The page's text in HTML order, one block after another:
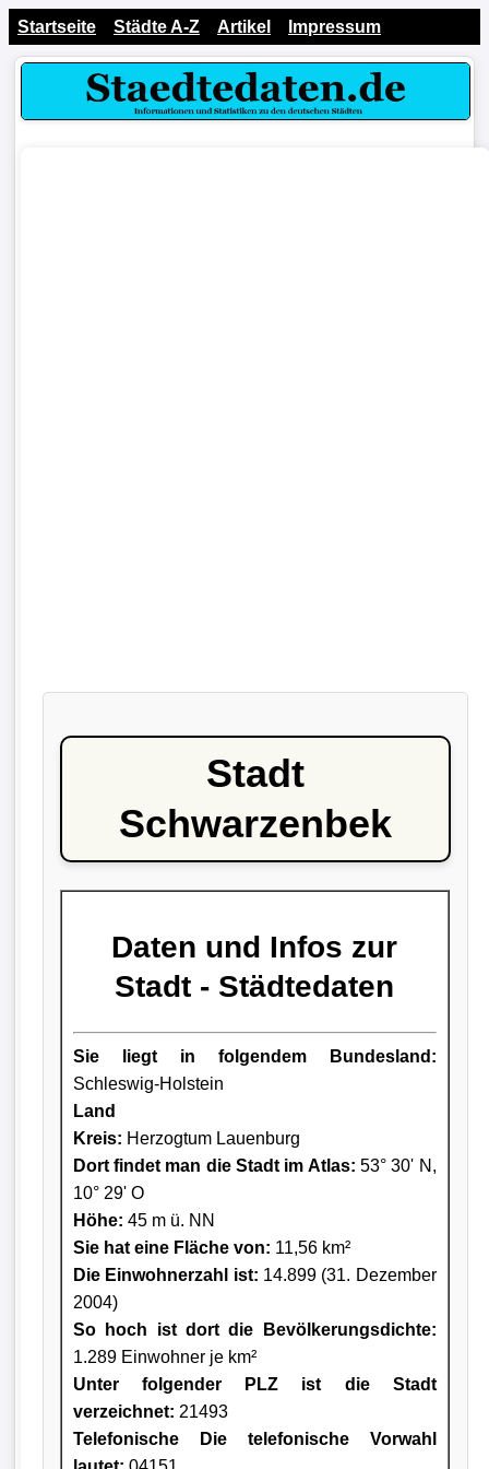
Startseite Städte A-Z Artikel Impressum
Stadt
Schwarzenbek
Daten und Infos zur
Stadt - Städtedaten
Sie liegt in folgendem Bundesland:
Schleswig-Holstein
Land
Kreis: Herzogtum Lauenburg
Dort findet man die Stadt im Atlas: 53° 30' N,
10° 29' O
Höhe: 45 m ü. NN
Sie hat eine Fläche von: 11,56 km²
Die Einwohnerzahl ist: 14.899 (31. Dezember
2004)
So hoch ist dort die Bevölkerungsdichte:
1.289 Einwohner je km²
Unter folgender PLZ ist die Stadt
verzeichnet: 21493
Telefonische Die telefonische Vorwahl